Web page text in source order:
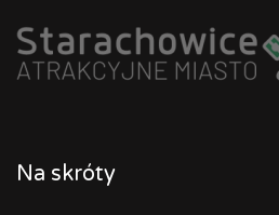
Na skróty